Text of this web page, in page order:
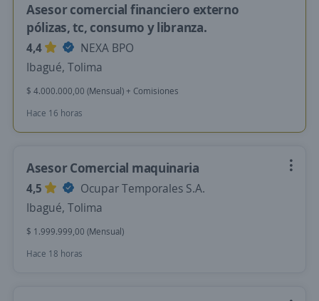
Asesor comercial financiero externo
pólizas, tc, consumo y libranza.
4,4
NEXA BPO
Ibagué, Tolima
$ 4.000.000,00 (Mensual) + Comisiones
Hace 16 horas
Asesor Comercial maquinaria
4,5
Ocupar Temporales S.A.
Ibagué, Tolima
$ 1.999.999,00 (Mensual)
Hace 18 horas